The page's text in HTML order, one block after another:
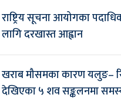
राष्ट्रिय सूचना आयोगका
लागि दरखास्त आह्वान
खराब मौसमका कारण यलुङ–
देखिएका ५ शव सङ्कलनमा